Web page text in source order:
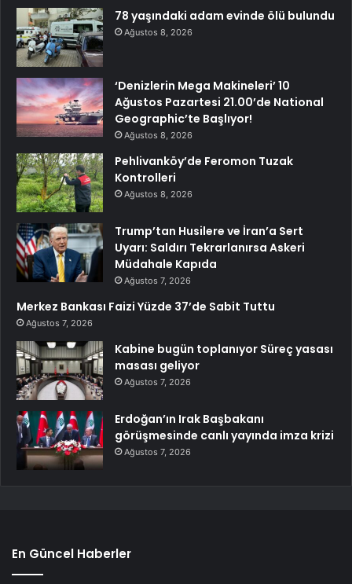
78 yaşındaki adam evinde ölü bulundu
Ağustos 8, 2026
‘Denizlerin Mega Makineleri’ 10
Ağustos Pazartesi 21.00’de National
Geographic’te Başlıyor!
Ağustos 8, 2026
Pehlivanköy’de Feromon Tuzak
Kontrolleri
Ağustos 8, 2026
Trump’tan Husilere ve İran’a Sert
Uyarı: Saldırı Tekrarlanırsa Askeri
Müdahale Kapıda
Ağustos 7, 2026
Merkez Bankası Faizi Yüzde 37’de Sabit Tuttu
Ağustos 7, 2026
Kabine bugün toplanıyor Süreç yasası
masası geliyor
Ağustos 7, 2026
Erdoğan’ın Irak Başbakanı
görüşmesinde canlı yayında imza krizi
Ağustos 7, 2026
En Güncel Haberler